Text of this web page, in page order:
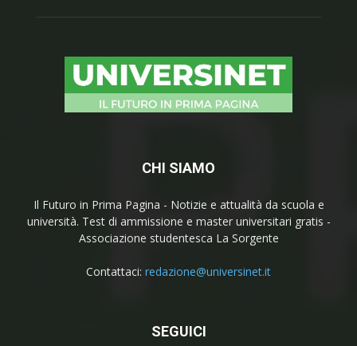
CHI SIAMO
Il Futuro in Prima Pagina - Notizie e attualità da scuola e
università. Test di ammissione e master universitari gratis -
Associazione studentesca La Sorgente
Contattaci: redazione@universinet.it
SEGUICI